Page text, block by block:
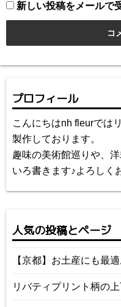
新しい投稿をメールで
プロフィール
こんにちはnh fleurでは
製作しております。
趣味の美術館巡りや、
いろ書きます♪よろしく
人気の投稿とページ
【京都】お土産にも最
リバティプリント柄の